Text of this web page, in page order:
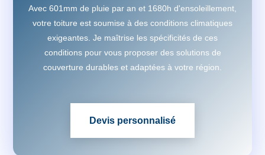
Avec 601mm de pluie par an et 1680h d'ensoleillement,
votre toiture est soumise à des conditions climatiques
exigeantes. Je maîtrise les spécificités de ces
conditions pour vous proposer des solutions de
couverture durables et adaptées à votre région.
Devis personnalisé